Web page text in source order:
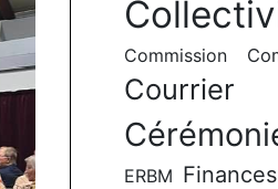
Commission
Courrier
ERBM